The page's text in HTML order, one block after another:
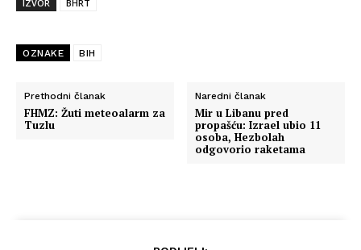
IZVOR BHRT
OZNAKE BIH
Prethodni članak
FHMZ: Žuti meteoalarm za
Tuzlu
Naredni članak
Mir u Libanu pred
propašću: Izrael ubio 11
osoba, Hezbolah
odgovorio raketama